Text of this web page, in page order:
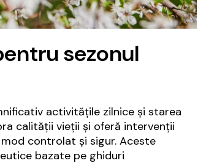
sezonul
activitățile zilnice și starea
calității vieții și oferă intervenții
controlat și sigur. Aceste
bazate pe ghiduri